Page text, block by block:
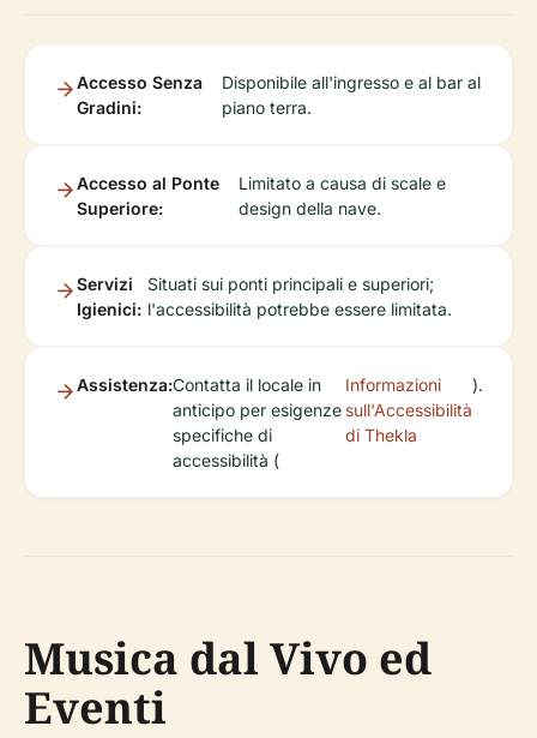
Accesso Senza
Gradini:
Disponibile all'ingresso e al bar al
piano terra.
Accesso al Ponte
Superiore:
Limitato a causa di scale e
design della nave.
Servizi
Igienici:
Situati sui ponti principali e superiori;
l'accessibilità potrebbe essere limitata.
Assistenza:Contatta il locale in
anticipo per esigenze
specifiche di
accessibilità (
Informazioni
sull'Accessibilità
di Thekla
).
Musica dal Vivo ed
Eventi